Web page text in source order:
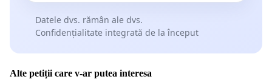
Datele dvs. rămân ale dvs.
Confidențialitate integrată de la început
Alte petiții care v-ar putea interesa